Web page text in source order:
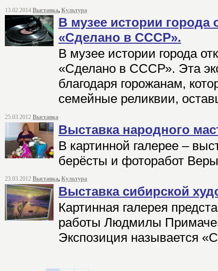
13.02.2014 Выставка, Культура
В музее истории города
«Сделано в СССР».
В музее истории города
«Сделано в СССР». Эта
благодаря горожанам,
семейные реликвии,
25.03.2012 Выставка
Выставка народного
В картинной галерее –
берёсты и фоторабот
23.03.2012 Выставка, Культура
Выставка сибирской
Картинная галерея
работы Людмилы
Экспозиция называется